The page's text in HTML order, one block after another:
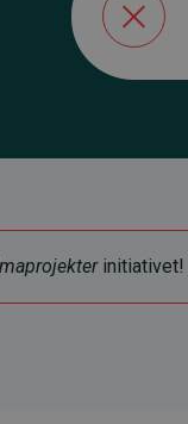
initiativet!